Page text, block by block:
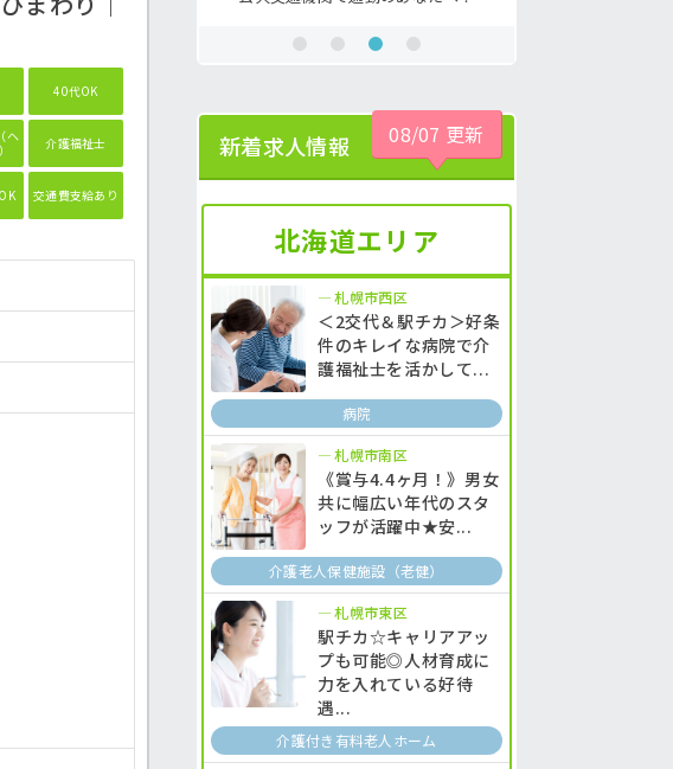
40代OK
ヘ
介護福祉士
交通費支給あり
新着求人情報 08/07 更新
北海道エリア
札幌市西区
＜2交代＆駅チカ＞好条
件のキレイな病院で介
護福祉士を活かして...
病院
札幌市南区
《賞与4.4ヶ月！》男女
共に幅広い年代のスタ
ッフが活躍中★安...
介護老人保健施設（老健）
札幌市東区
駅チカ☆キャリアアッ
プも可能◎人材育成に
力を入れている好待
遇...
介護付き有料老人ホーム